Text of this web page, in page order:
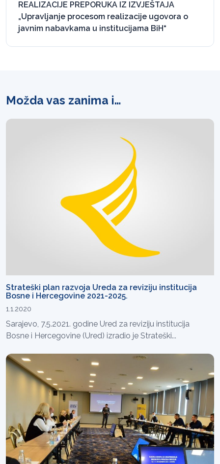
REALIZACIJE PREPORUKA IZ IZVJEŠTAJA
„Upravljanje procesom realizacije ugovora o
javnim nabavkama u institucijama BiH“
Možda vas zanima i…
Strateški plan razvoja Ureda za reviziju institucija
Bosne i Hercegovine 2021-2025.
1.1.2020
Sarajevo, 7.5.2021. godine Ured za reviziju institucija
Bosne i Hercegovine (Ured) izradio je Strateški...